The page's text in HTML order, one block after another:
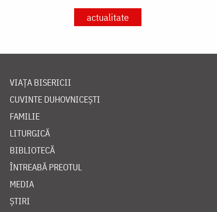
actualitate
VIAȚA BISERICII
CUVINTE DUHOVNICEȘTI
FAMILIE
LITURGICĂ
BIBLIOTECĂ
ÎNTREABĂ PREOTUL
MEDIA
ȘTIRI